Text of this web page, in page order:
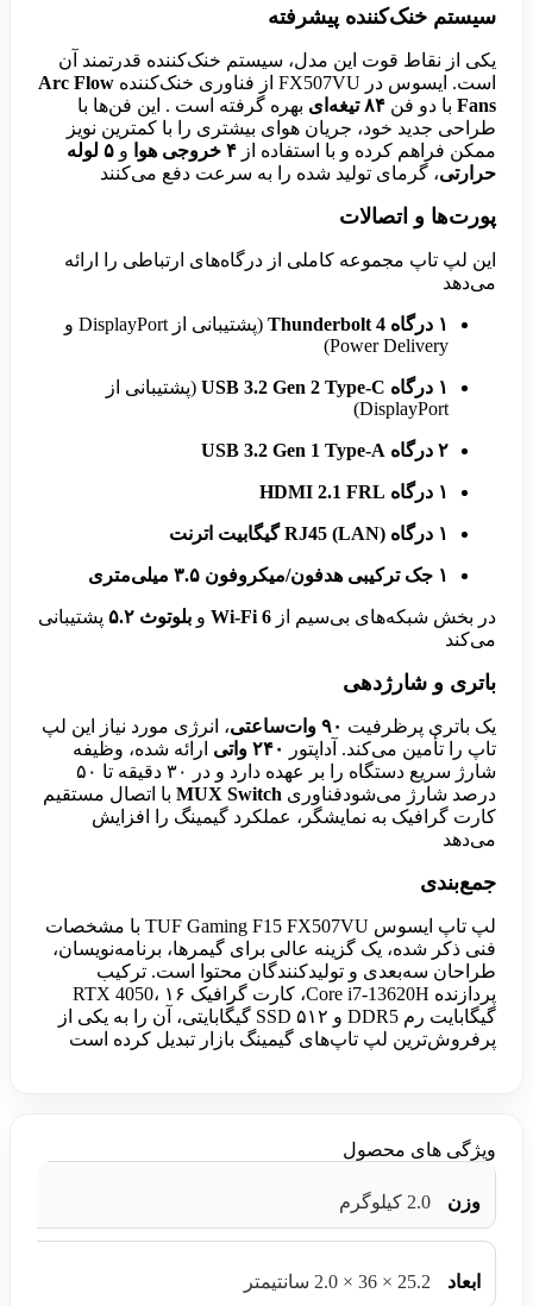
سیستم خنک‌کننده پیشرفته
یکی از نقاط قوت این مدل، سیستم خنک‌کننده قدرتمند آن
است. ایسوس در FX507VU از فناوری خنک‌کننده
Arc Flow
Fans با دو فن ۸۴ تیغه‌ای
بهره گرفته است . این فن‌ها با
طراحی جدید خود، جریان هوای بیشتری را با کمترین نویز
ممکن فراهم کرده و با استفاده از ۴ خروجی هوا و
۵ لوله
حرارتی، گرمای تولید شده را به سرعت دفع می‌کنند
پورت‌ها و اتصالات
این لپ تاپ مجموعه کاملی از درگاه‌های ارتباطی را ارائه
می‌دهد
۱ درگاه Thunderbolt 4
(پشتیبانی از DisplayPort و
Power Delivery)
۱ درگاه USB 3.2 Gen 2 Type-C
(پشتیبانی از
DisplayPort)
۲ درگاه USB 3.2 Gen 1 Type-A
۱ درگاه HDMI 2.1 FRL
۱ درگاه RJ45 (LAN) گیگابیت اترنت
۱ جک ترکیبی هدفون/میکروفون ۳.۵ میلی‌متری
در بخش شبکه‌های بی‌سیم از Wi-Fi 6 و بلوتوث ۵.۲
پشتیبانی
می‌کند
باتری و شارژدهی
یک باتری پرظرفیت ۹۰ وات‌ساعتی
، انرژی مورد نیاز این لپ
تاپ را تأمین می‌کند. آداپتور
۲۴۰ واتی
ارائه شده، وظیفه
شارژ سریع دستگاه را بر عهده دارد و در ۳۰ دقیقه تا ۵۰
درصد شارژ می‌شودفناوری MUX Switch با اتصال مستقیم
کارت گرافیک به نمایشگر، عملکرد گیمینگ را افزایش
می‌دهد
جمع‌بندی
لپ تاپ ایسوس TUF Gaming F15 FX507VU با مشخصات
فنی ذکر شده، یک گزینه عالی برای گیمرها، برنامه‌نویسان،
طراحان سه‌بعدی و تولیدکنندگان محتوا است. ترکیب
پردازنده Core i7-13620H، کارت گرافیک RTX 4050، ۱۶
گیگابایت رم DDR5 و SSD ۵۱۲ گیگابایتی، آن را به یکی از
پرفروش‌ترین لپ تاپ‌های گیمینگ بازار تبدیل کرده است
ویژگی های محصول
وزن 2.0 کیلوگرم
ابعاد 25.2 × 36 × 2.0 سانتیمتر